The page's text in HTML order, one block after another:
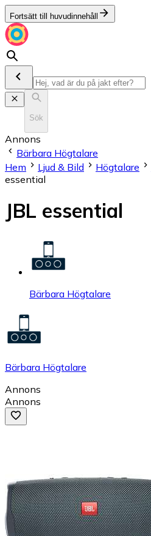
Fortsätt till huvudinnehåll
Sök
Annons
Bärbara Högtalare
Hem
Ljud & Bild Högtalare
essential
JBL essential
Bärbara Högtalare
Bärbara Högtalare
Annons
Annons